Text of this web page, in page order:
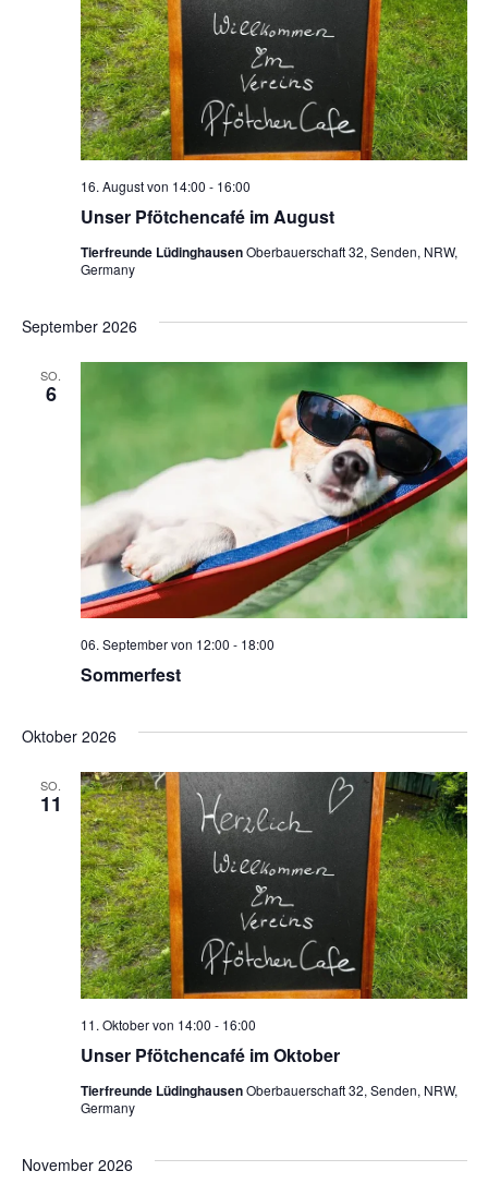
Unser Pfötchencafé im August
16. August von 14:00 - 16:00
Tierfreunde LüdinghausenOberbauerschaft 32, Senden, NRW,
Germany
September 2026
SO.
6
Sommerfest
06. September von 12:00 - 18:00
Oktober 2026
SO.
11
Unser Pfötchencafé im Oktober
11. Oktober von 14:00 - 16:00
Tierfreunde LüdinghausenOberbauerschaft 32, Senden, NRW,
Germany
November 2026